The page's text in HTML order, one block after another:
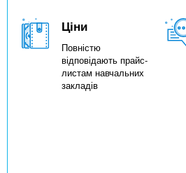
Ціни
Повністю
відповідають прайс-
листам навчальних
закладів